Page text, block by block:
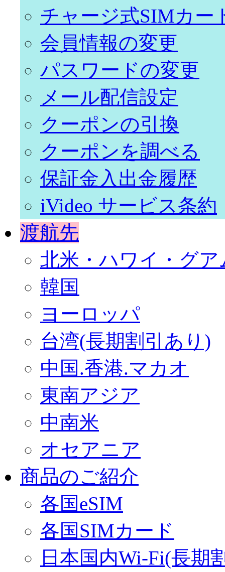
チャージ式SIMカー
会員情報の変更
パスワードの変更
メール配信設定
クーポンの引換
クーポンを調べる
保証金入出金履歴
iVideo サービス条約
渡航先
北米・ハワイ・グア
韓国
ヨーロッパ
台湾(長期割引あり)
中国.香港.マカオ
東南アジア
中南米
オセアニア
商品のご紹介
各国eSIM
各国SIMカード
日本国内Wi-Fi(長期